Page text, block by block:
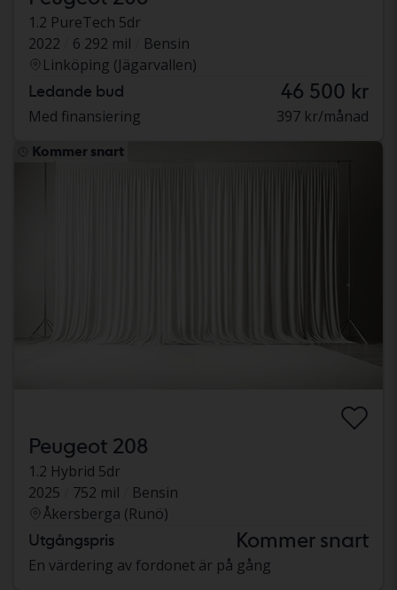
1.2 PureTech 5dr
2022
6 292 mil
Bensin
Linköping (Jägarvallen)
Ledande bud 46 500 kr
Med finansiering 397 kr/månad
Kommer snart
Peugeot 208
1.2 Hybrid 5dr
2025
752 mil
Bensin
Åkersberga (Runö)
Utgångspris Kommer snart
En värdering av fordonet är på gång